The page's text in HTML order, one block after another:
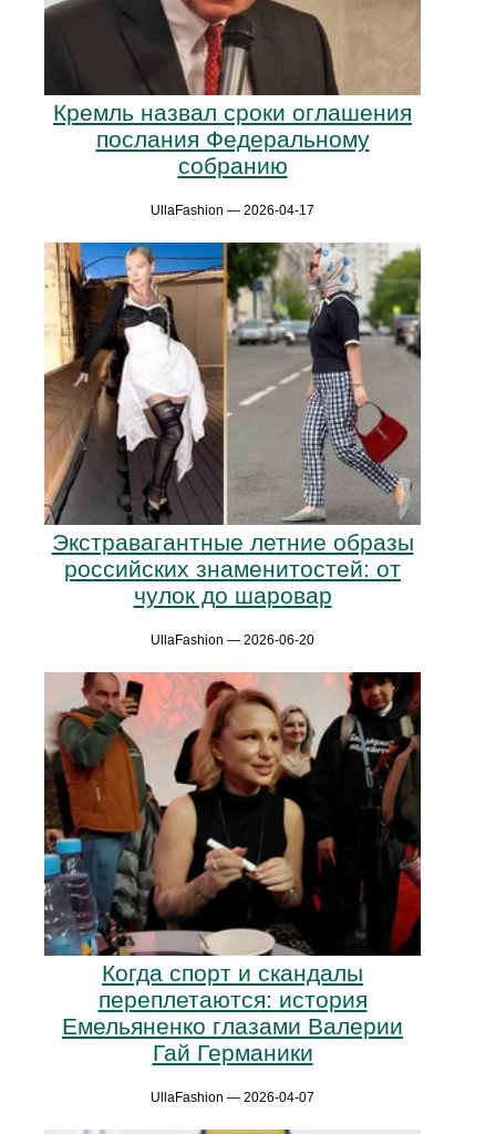
Кремль назвал сроки оглашения
послания Федеральному
собранию
UllaFashion — 2026-04-17
Экстравагантные летние образы
российских знаменитостей: от
чулок до шаровар
UllaFashion — 2026-06-20
Когда спорт и скандалы
переплетаются: история
Емельяненко глазами Валерии
Гай Германики
UllaFashion — 2026-04-07